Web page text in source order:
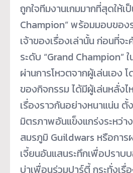
ถูกใจทีมงานเกมมากที่สุดให้เ
Champion” พร้อมมอบของ
เจ้าของเรื่องเล่านั้น ก่อนที่จ
ระดับ “Grand Champion”
ผ่านการโหวตจากผู้เล่นเอง
ของกิจกรรม ได้มีผู้เล่นหลั่งไ
เรื่องราวกันอย่างหนาแน่น ตั้
มิตรภาพอันแข็งแกร่งระหว่า
สมรภูมิ Guildwars หรือกา
เจี้ยนอันแสนระทึกเพื่อปราบ
บ่าเพื่อนร่วมปาร์ตี้ กระทั่งเรื่